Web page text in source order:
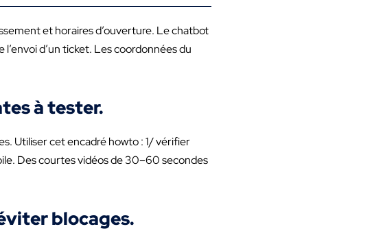
et horaires d’ouverture. Le chatbot
d’un ticket. Les coordonnées du
à tester.
Utiliser cet encadré howto : 1/ vérifier
Des courtes vidéos de 30–60 secondes
blocages.